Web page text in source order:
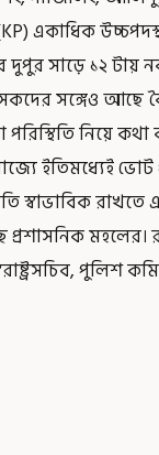
একাধিক উচ্চপদস্থ
সাড়ে ১২ টায়
সঙ্গেও আছে
নিয়ে
ইতিমধ্যেই ভোট
স্বাভাবিক রাখতে
মহলের।
পুলিশ